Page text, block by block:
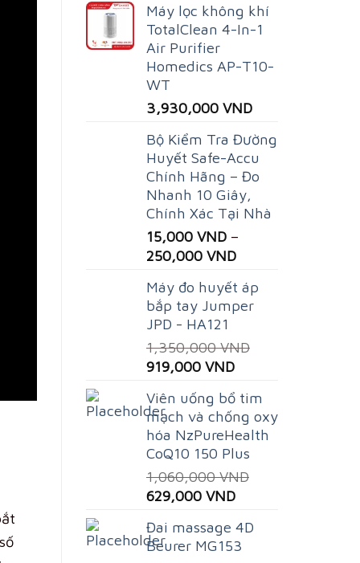
was:
800,000 VND.
is:
479,000 VND.
Máy lọc không khí
TotalClean 4-In-1
Air Purifier
Homedics AP-T10-
WT
3,930,000 VND
Bộ Kiểm Tra Đường
Huyết Safe-Accu
Chính Hãng – Đo
Nhanh 10 Giây,
Chính Xác Tại Nhà
15,000 VND –
250,000 VND
Máy đo huyết áp
bắp tay Jumper
JPD - HA121
1,350,000VND
Original
was:
1,350,000 VND.
919,000 VNDCurrent
is:
919,000 VND.
Viên uống bổ tim
mạch và chống oxy
hóa NzPureHealth
CoQ10 150 Plus
1,060,000VND
Original
was:
1,060,000 VND.
629,000 VNDCurrent
is:
629,000 VND.
Đai massage 4D
Beurer MG153